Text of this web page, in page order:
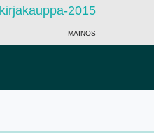
MAINOS